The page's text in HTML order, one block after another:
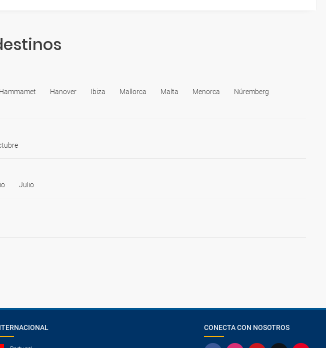
Hammamet Hanover Ibiza Mallorca Malta Menorca
Núremberg
Julio
CONECTA CON NOSOTROS